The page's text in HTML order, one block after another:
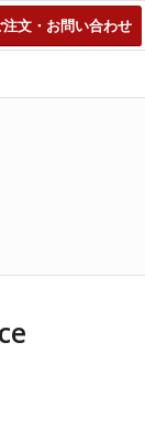
注文・お問い合わせ